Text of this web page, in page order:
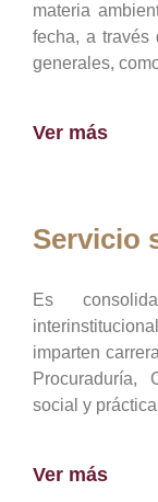
materia
fecha, a través
generales,
Ver más
Servicio
Es
imparten
Procuraduría,
social y
Ver más